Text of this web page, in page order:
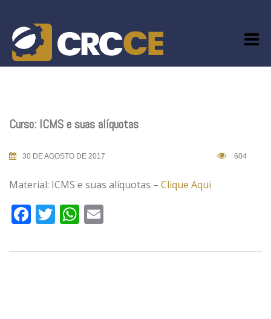
content
Curso: ICMS e suas alíquotas
30 DE AGOSTO DE 2017 604
Material: ICMS e suas alíquotas – Clique Aqui
Facebook
TwitterWhatsApp